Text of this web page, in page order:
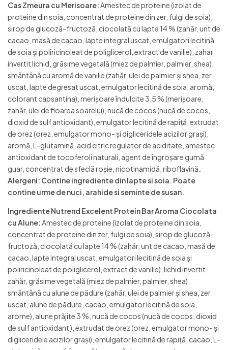
Cas Zmeura cu Merisoare:Amestec de proteine (izolat de
proteine din soia, concentrat de proteine din zer, fulgi de soia),
sirop de glucoză-fructoză, ciocolată cu lapte 14 % (zahăr, unt de
cacao, masă de cacao, lapte integral uscat, emulgatori lecitină
de soia și poliricinoleat de poliglicerol, extract de vanilie), zahar
invertit lichid, grăsime vegetală (miez de palmier, palmier, shea),
smântână cu aromă de vanilie (zahăr, ulei de palmier și shea, zer
uscat, lapte degresat uscat, emulgator lecitină de soia, aromă,
colorant capsantina), merișoare îndulcite 3,5 % (merișoare,
zahăr, ulei de floarea soarelui), nucă de cocos (nucă de cocos,
dioxid de sulf antioxidant), emulgator lecitină de rapiță, extrudat
de orez (orez, emulgator mono- şi digliceridele acizilor grași),
aromă, L-glutamină, acid citric regulator de aciditate, amestec
antioxidant de tocoferoli naturali, agent de îngroșare gumă
guar, concentrat de sfeclă roșie, nicotinamidă, riboflavină.
Alergeni: Contine ingrediente din lapte si soia. Poate
contine urme de nuci, arahide si seminte de susan.
Ingrediente Nutrend Excelent Protein Bar Aroma Ciocolata
cu Alune:Amestec de proteine (izolat de proteine din soia,
concentrat de proteine din zer, fulgi de soia), sirop de glucoză-
fructoză, ciocolată cu lapte 14 % (zahăr, unt de cacao, masă de
cacao, lapte integral uscat, emulgatori lecitină de soia și
poliricinoleat de poliglicerol, extract de vanilie), lichid invertit
zahăr, grăsime vegetală (miez de palmier, palmier, shea),
smântână cu alune de pădure (zahăr, ulei de palmier și shea, zer
uscat, alune de pădure, cacao, emulgator lecitină de soia,
arome), alune prăjite 3 %, nucă de cocos (nucă de cocos, dioxid
de sulf antioxidant ), extrudat de orez (orez, emulgator mono- şi
digliceridele acizilor grași), emulgator lecitină de rapiță, cacao, L-